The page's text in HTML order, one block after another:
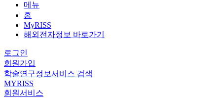
메뉴
홈
MyRISS
해외전자정보 바로가기
로그인
회원가입
학술연구정보서비스 검색
MYRISS
회원서비스